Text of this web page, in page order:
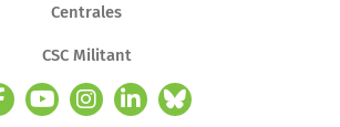
Centrales
CSC Militant